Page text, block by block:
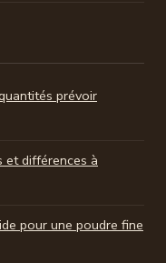
prévoir
et différences à
pour une poudre fine